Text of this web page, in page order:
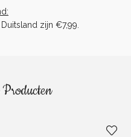
zijn €7,99.